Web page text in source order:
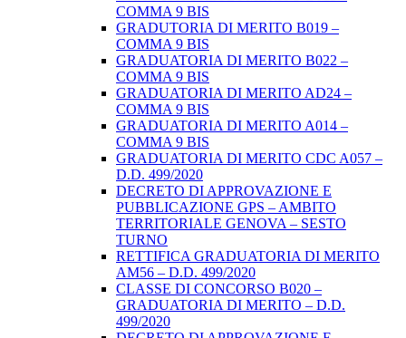
COMMA 9 BIS
GRADUTORIA DI MERITO B019 –
COMMA 9 BIS
GRADUATORIA DI MERITO B022 –
COMMA 9 BIS
GRADUATORIA DI MERITO AD24 –
COMMA 9 BIS
GRADUATORIA DI MERITO A014 –
COMMA 9 BIS
GRADUATORIA DI MERITO CDC A057 –
D.D. 499/2020
DECRETO DI APPROVAZIONE E
PUBBLICAZIONE GPS – AMBITO
TERRITORIALE GENOVA – SESTO
TURNO
RETTIFICA GRADUATORIA DI MERITO
AM56 – D.D. 499/2020
CLASSE DI CONCORSO B020 –
GRADUATORIA DI MERITO – D.D.
499/2020